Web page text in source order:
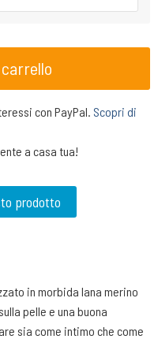
con PayPal. Scopri di
a casa tua!
prodotto
in morbida lana merino
pelle e una buona
sia come intimo che come